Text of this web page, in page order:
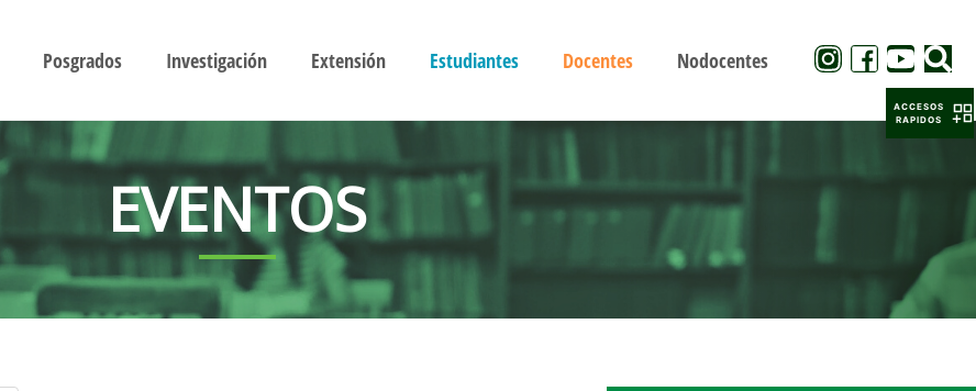
Posgrados Investigación Extensión Estudiantes Docentes Nodocentes
EVENTOS
ACCESOS
RAPIDOS